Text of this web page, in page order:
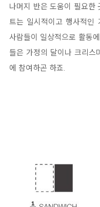
나머지 반은 도움이 필요한
트는 일시적이고 행사적인
사람들이 일상적으로 활동
들은 가정의 달이나 크리스
에 참여하곤 하죠.